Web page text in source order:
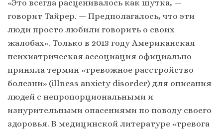
«Это всегда расценивалось как шутка, —
говорит Тайрер. — Предполагалось, что эти
люди просто любили говорить о своих
жалобах». Только в 2013 году Американская
психиатрическая ассоциация официально
приняла термин «тревожное расстройство
болезни» (illness anxiety disorder) для описания
людей с непропорциональными и
изнурительными опасениями по поводу своего
здоровья. В медицинской литературе «тревога